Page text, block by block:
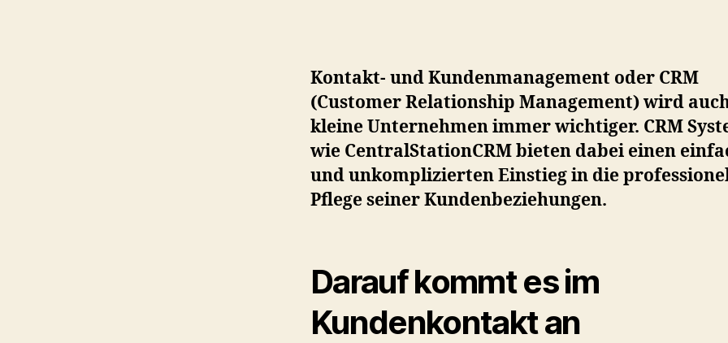
Kontakt- und Kundenmanagement oder CRM
(Customer Relationship Management) wird
kleine Unternehmen immer wichtiger. CRM
wie CentralStationCRM bieten dabei einen
und unkomplizierten Einstieg in die
Pflege seiner Kundenbeziehungen.
Darauf kommt es im
Kundenkontakt an